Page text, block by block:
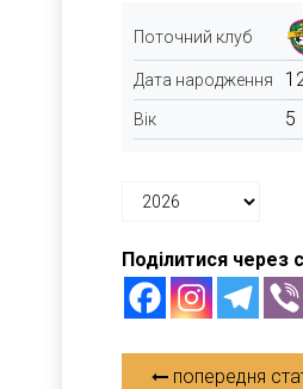
Поточний клуб
Дата народження
Вік 5
Поділитися через
попередня